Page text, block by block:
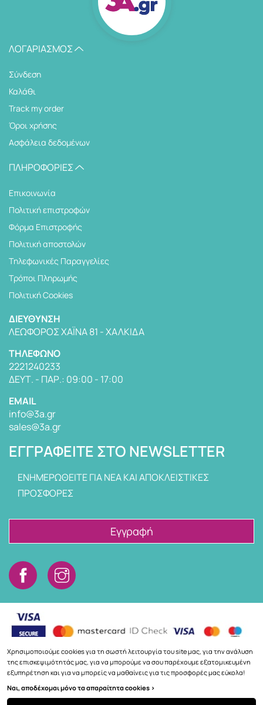
ΛΟΓΑΡΙΑΣΜΌΣ
Σύνδεση
Καλάθι
Track my order
Όροι χρήσης
Ασφάλεια δεδομένων
ΠΛΗΡΟΦΟΡΊΕΣ
Επικοινωνία
Πολιτική επιστροφών
Φόρμα Επιστροφής
Πολιτική αποστολών
Tηλεφωνικές Παραγγελίες
Τρόποι Πληρωμής
Πολιτική Cookies
ΔΙΕΎΘΥΝΣΗ
ΛΕΩΦΌΡΟΣ ΧΑΪΝΆ 81 - ΧΑΛΚΊΔΑ
TΗΛΈΦΩΝΟ
2221240233
ΔΕΥΤ. - ΠΑΡ.: 09:00 - 17:00
EMAIL
info@3a.gr
sales@3a.gr
ΕΓΓΡΑΦΕΊΤΕ ΣΤΟ NEWSLETTER
ΕΝΗΜΕΡΩΘΕΙΤΕ ΓΙΑ ΝΕΑ ΚΑΙ ΑΠΟΚΛΕΙΣΤΙΚΕΣ
ΠΡΟΣΦΟΡΕΣ
Εγγραφή
Copyright © 2026
Χρησιμοποιούμε cookies για τη σωστή λειτουργία του site μας, για την ανάλυση
της επισκεψιμότητάς μας, για να μπορούμε να σου παρέχουμε εξατομικευμένη
εξυπηρέτηση και για να μπορείς να μαθαίνεις για τις προσφορές μας εύκολα!
Ναι, αποδέχομαι μόνο τα απαραίτητα cookies >